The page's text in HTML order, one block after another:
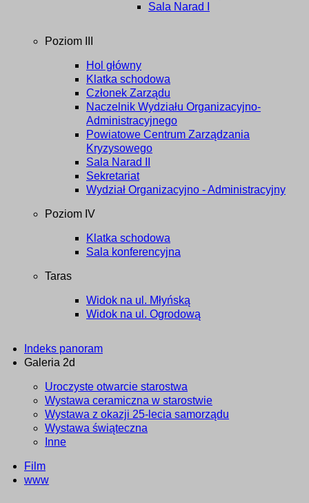
Sala Narad I
Poziom III
Hol główny
Klatka schodowa
Członek Zarządu
Naczelnik Wydziału Organizacyjno-
Administracyjnego
Powiatowe Centrum Zarządzania
Kryzysowego
Sala Narad II
Sekretariat
Wydział Organizacyjno - Administracyjny
Poziom IV
Klatka schodowa
Sala konferencyjna
Taras
Widok na ul. Młyńską
Widok na ul. Ogrodową
Indeks panoram
Galeria 2d
Uroczyste otwarcie starostwa
Wystawa ceramiczna w starostwie
Wystawa z okazji 25-lecia samorządu
Wystawa świąteczna
Inne
Film
www